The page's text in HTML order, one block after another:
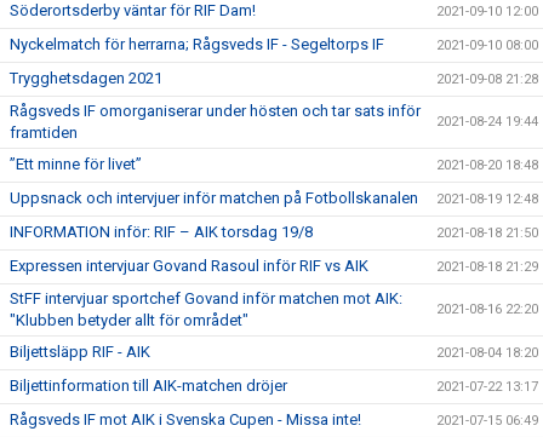
Söderortsderby väntar för RIF Dam! 2021-09-10 12:00
Nyckelmatch för herrarna; Rågsveds IF - Segeltorps IF 2021-09-10 08:00
Trygghetsdagen 2021 2021-09-08 21:28
Rågsveds IF omorganiserar under hösten och tar sats inför
framtiden
2021-08-24 19:44
”Ett minne för livet” 2021-08-20 18:48
Uppsnack och intervjuer inför matchen på Fotbollskanalen 2021-08-19 12:48
INFORMATION inför: RIF – AIK torsdag 19/8 2021-08-18 21:50
Expressen intervjuar Govand Rasoul inför RIF vs AIK 2021-08-18 21:29
StFF intervjuar sportchef Govand inför matchen mot AIK:
"Klubben betyder allt för området"
2021-08-16 22:20
Biljettsläpp RIF - AIK 2021-08-04 18:20
Biljettinformation till AIK-matchen dröjer 2021-07-22 13:17
Rågsveds IF mot AIK i Svenska Cupen - Missa inte! 2021-07-15 06:49